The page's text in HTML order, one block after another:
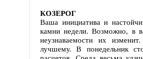
КОЗЕРОГ
Ваша инициатива и
камни недели. Возможно, в
неузнаваемости их
лучшему. В понедельник